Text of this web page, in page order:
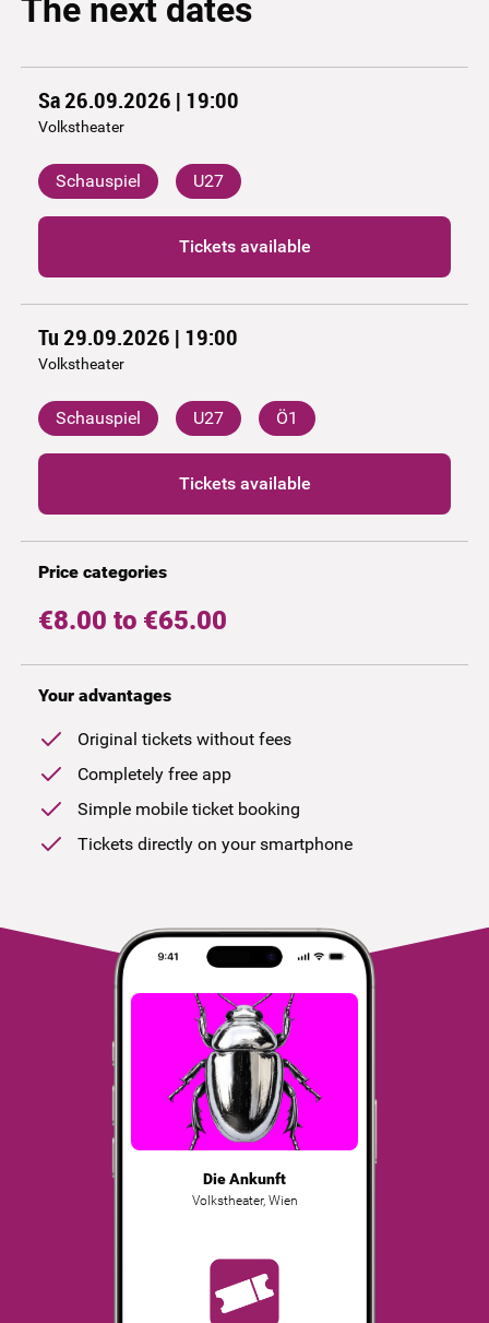
The next dates
Sa 26.09.2026 | 19:00
Volkstheater
Schauspiel U27
Tickets available
Tu 29.09.2026 | 19:00
Volkstheater
Schauspiel U27 Ö1
Tickets available
Price categories
€8.00 to €65.00
Your advantages
Original tickets without fees
Completely free app
Simple mobile ticket booking
Tickets directly on your smartphone
Die Ankunft
Volkstheater, Wien